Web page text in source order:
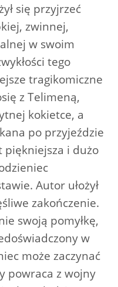
się przyjrzeć
zwinnej,
w swoim
tego
tragikomiczne
z Telimeną,
kokietce, a
po przyjeździe
piękniejsza i dużo
Autor ułożył
zakończenie.
swoją pomyłkę,
w
może zaczynać
powraca z wojny